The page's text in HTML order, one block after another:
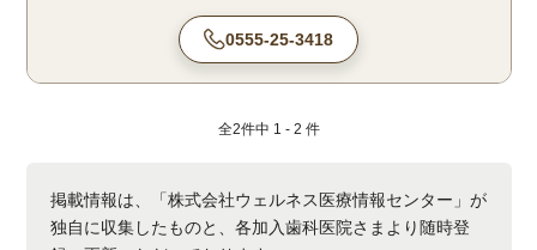
0555-25-3418
全2件中 1 - 2 件
掲載情報は、「株式会社ウェルネス医療情報センター」が
独自に収集したものと、各加入歯科医院さまより随時登